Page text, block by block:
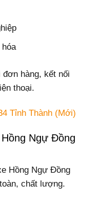
hóa
đơn hàng, kết nối
thoại.
Tỉnh Thành (Mới)
Ngự Đồng
Hồng Ngự Đồng
chất lượng.